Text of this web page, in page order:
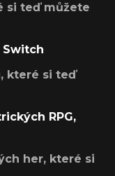
si teď můžete
Switch
které si teď
RPG,
her, které si